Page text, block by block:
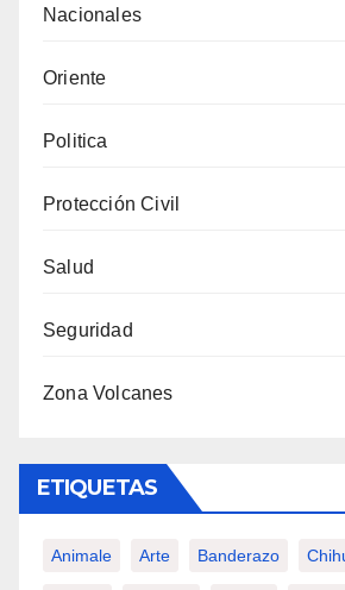
Nacionales
Oriente
Politica
Protección Civil
Salud
Seguridad
Zona Volcanes
ETIQUETAS
Animale Arte Banderazo